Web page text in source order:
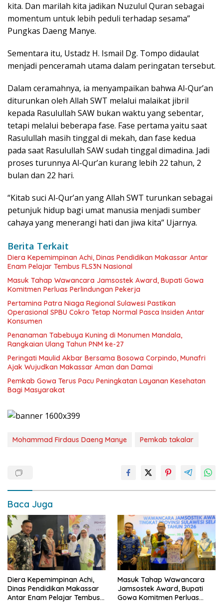
kita. Dan marilah kita jadikan Nuzulul Quran sebagai
momentum untuk lebih peduli terhadap sesama”
Pungkas Daeng Manye.
Sementara itu, Ustadz H. Ismail Dg. Tompo didaulat
menjadi penceramah utama dalam peringatan tersebut.
Dalam ceramahnya, ia menyampaikan bahwa Al-Qur’an
diturunkan oleh Allah SWT melalui malaikat jibril
kepada Rasulullah SAW bukan waktu yang sebentar,
tetapi melalui beberapa fase. Fase pertama yaitu saat
Rasulullah masih tinggal di mekah, dan fase kedua
pada saat Rasulullah SAW sudah tinggal dimadina. Jadi
proses turunnya Al-Qur’an kurang lebih 22 tahun, 2
bulan dan 22 hari.
“Kitab suci Al-Qur’an yang Allah SWT turunkan sebagai
petunjuk hidup bagi umat manusia menjadi sumber
cahaya yang menerangi hati dan jiwa kita” Ujarnya.
Berita Terkait
Diera Kepemimpinan Achi, Dinas Pendidikan Makassar Antar
Enam Pelajar Tembus FLS3N Nasional
Masuk Tahap Wawancara Jamsostek Award, Bupati Gowa
Komitmen Perluas Perlindungan Pekerja
Pertamina Patra Niaga Regional Sulawesi Pastikan
Operasional SPBU Cokro Tetap Normal Pasca Insiden Antar
Konsumen
Penanaman Tabebuya Kuning di Monumen Mandala,
Rangkaian Ulang Tahun PNM ke-27
Peringati Maulid Akbar Bersama Bosowa Corpindo, Munafri
Ajak Wujudkan Makassar Aman dan Damai
Pemkab Gowa Terus Pacu Peningkatan Layanan Kesehatan
Bagi Masyarakat
Mohammad Firdaus Daeng Manye Pemkab takalar
Baca Juga
Diera Kepemimpinan Achi,
Dinas Pendidikan Makassar
Antar Enam Pelajar Tembus
Masuk Tahap Wawancara
Jamsostek Award, Bupati
Gowa Komitmen Perluas